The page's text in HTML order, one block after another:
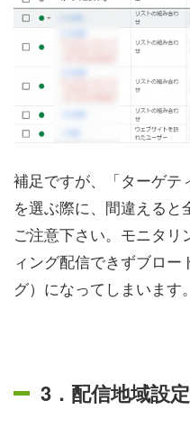
補足ですが、「ターゲテ
を選ぶ際に、間違える
ご注意下さい。モニタ
ィング配信できずブロ
グ）になってしまいます。
3．配信地域設